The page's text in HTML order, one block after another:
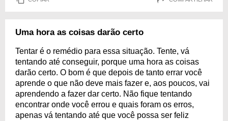
Uma hora as coisas darão certo
Tentar é o remédio para essa situação. Tente, vá
tentando até conseguir, porque uma hora as coisas
darão certo. O bom é que depois de tanto errar você
aprende o que não deve mais fazer e, aos poucos, vai
aprendendo a fazer dar certo. Não fique tentando
encontrar onde você errou e quais foram os erros,
apenas vá tentando até que você possa ser feliz